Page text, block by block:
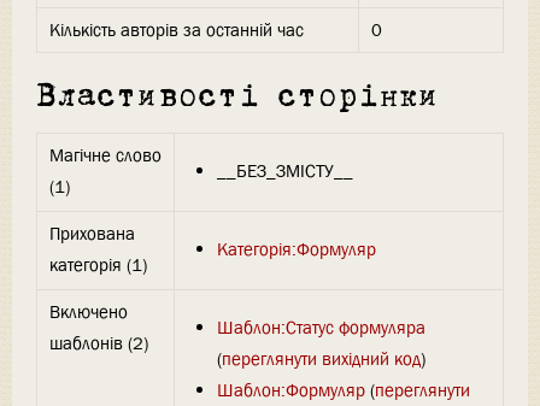
Кількість авторів за останній час 0
Властивості сторінки
Магічне слово
(1)
__БЕЗ_ЗМІСТУ__
Прихована
категорія (1)
Категорія:Формуляр
Включено
шаблонів (2)
Шаблон:Статус формуляра
(переглянути вихідний код)
Шаблон:Формуляр(переглянути